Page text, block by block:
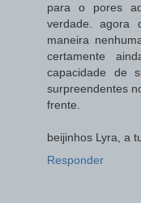
para o pores
verdade. agora
maneira
certamente
capacidade de
surpreendentes
frente.
beijinhos Lyra, a
Responder